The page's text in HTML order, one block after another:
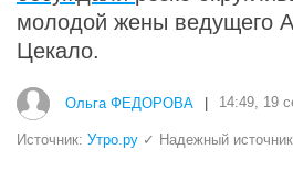
молодой жены ведущего
Цекало.
Ольга ФЕДОРОВА 14:49, 19
Источник: Утро.ру ✓ Надежный источник